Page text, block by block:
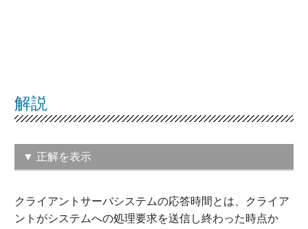
解説
▼ 正解を表示
この問題の正解率：43.9％（普通）
クライアントサーバシステムの応答時間とは、クライア
ントがシステムへの処理要求を送信し終わった時点か